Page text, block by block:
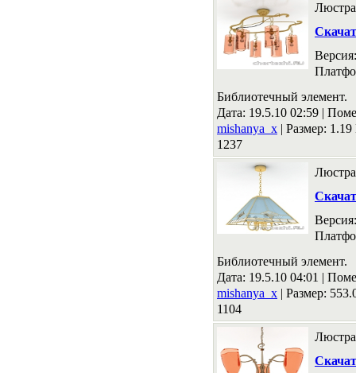
Люстра
Библиотечный элемент.
Дата: 19.5.10 02:59 |
mishanya_x | Размер:
1237
Люстра
Библиотечный элемент.
Дата: 19.5.10 04:01 |
mishanya_x | Размер:
1104
Люстра